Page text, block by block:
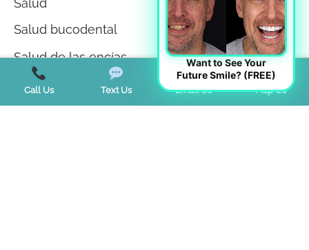
Salud
Salud bucodental
Salud de las encías
Sin categorizar
Teeth Whitening
Call Us Text Us Email Us Map Us
Want to See Your
Future Smile? (FREE)